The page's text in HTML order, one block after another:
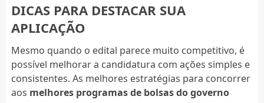
DICAS PARA DESTACAR SUA
APLICAÇÃO
Mesmo quando o edital parece muito competitivo, é
possível melhorar a candidatura com ações simples e
consistentes. As melhores estratégias para concorrer
aos melhores programas de bolsas do governo